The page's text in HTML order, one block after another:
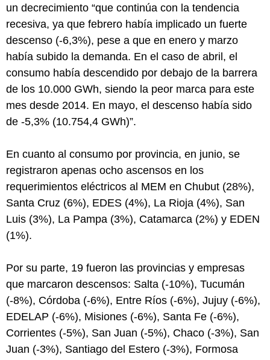
un decrecimiento “que continúa con la tendencia
recesiva, ya que febrero había implicado un fuerte
descenso (-6,3%), pese a que en enero y marzo
había subido la demanda. En el caso de abril, el
consumo había descendido por debajo de la barrera
de los 10.000 GWh, siendo la peor marca para este
mes desde 2014. En mayo, el descenso había sido
de -5,3% (10.754,4 GWh)”.
En cuanto al consumo por provincia, en junio, se
registraron apenas ocho ascensos en los
requerimientos eléctricos al MEM en Chubut (28%),
Santa Cruz (6%), EDES (4%), La Rioja (4%), San
Luis (3%), La Pampa (3%), Catamarca (2%) y EDEN
(1%).
Por su parte, 19 fueron las provincias y empresas
que marcaron descensos: Salta (-10%), Tucumán
(-8%), Córdoba (-6%), Entre Ríos (-6%), Jujuy (-6%),
EDELAP (-6%), Misiones (-6%), Santa Fe (-6%),
Corrientes (-5%), San Juan (-5%), Chaco (-3%), San
Juan (-3%), Santiago del Estero (-3%), Formosa